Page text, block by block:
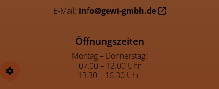
E-Mail: info@gewi-gmbh.de
Öffnungszeiten
Montag – Donnerstag:
07.00 – 12.00 Uhr
13.30 – 16.30 Uhr